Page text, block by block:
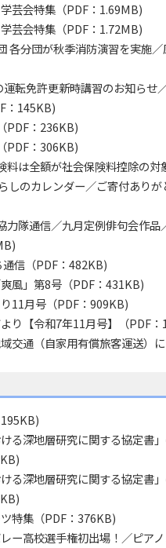
芸会特集（PDF：1.69MB)
芸会特集（PDF：1.72MB)
各分団が秋季消防演習を実施
転免許更新時講習のお知らせ
：145KB)
PDF：236KB)
PDF：306KB)
料は全額が社会保険料控除の
しのカレンダー／ご寄付あり
力隊通信／九月定例俳句会作
信（PDF：482KB)
風」第8号（PDF：431KB)
11月号（PDF：909KB)
り【令和7年11月号】（PDF
交通（自家用有償旅客運送）
る深地層研究に関する協定書
る深地層研究に関する協定書
特集（PDF：376KB)
ー高校選手権初出場！／ピア